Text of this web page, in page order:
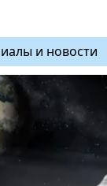
и новости